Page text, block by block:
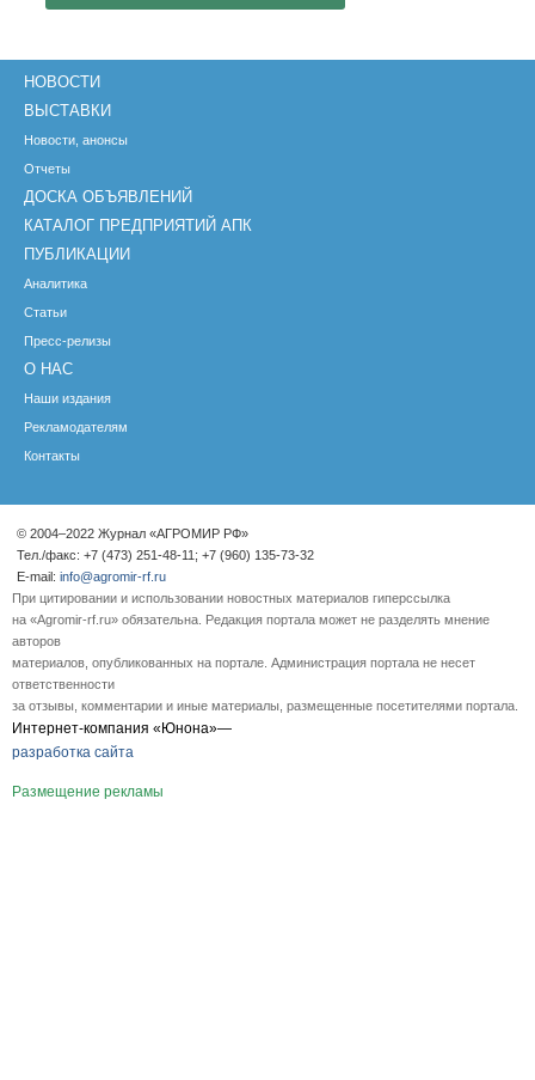
НОВОСТИ
ВЫСТАВКИ
Новости, анонсы
Отчеты
ДОСКА ОБЪЯВЛЕНИЙ
КАТАЛОГ ПРЕДПРИЯТИЙ АПК
ПУБЛИКАЦИИ
Аналитика
Статьи
Пресс-релизы
О НАС
Наши издания
Рекламодателям
Контакты
© 2004–2022 Журнал «АГРОМИР РФ»
Тел./факс: +7 (473) 251-48-11; +7 (960) 135-73-32
E-mail: info@agromir-rf.ru
При цитировании и использовании новостных материалов гиперссылка
на «Agromir-rf.ru» обязательна. Редакция портала может не разделять мнение
авторов
материалов, опубликованных на портале. Администрация портала не несет
ответственности
за отзывы, комментарии и иные материалы, размещенные посетителями портала.
Интернет-компания «Юнона»—
разработка сайта
Размещение рекламы